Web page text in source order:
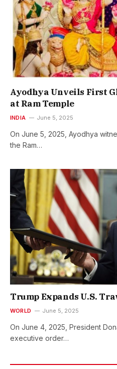
Ayodhya Unveils First
at Ram Temple
INDIA June 5, 2025
On June 5, 2025, Ayodhya
the Ram…
Trump Expands U.S.
WORLD June 5, 2025
On June 4, 2025, President
executive order…